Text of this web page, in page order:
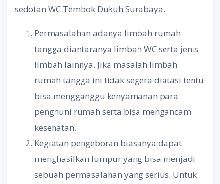
sedotan WC Tembok Dukuh Surabaya.
Permasalahan adanya limbah rumah
tangga diantaranya limbah WC serta jenis
limbah lainnya. Jika masalah limbah
rumah tangga ini tidak segera diatasi tentu
bisa mengganggu kenyamanan para
penghuni rumah serta bisa mengancam
kesehatan.
Kegiatan pengeboran biasanya dapat
menghasilkan lumpur yang bisa menjadi
sebuah permasalahan yang serius. Untuk